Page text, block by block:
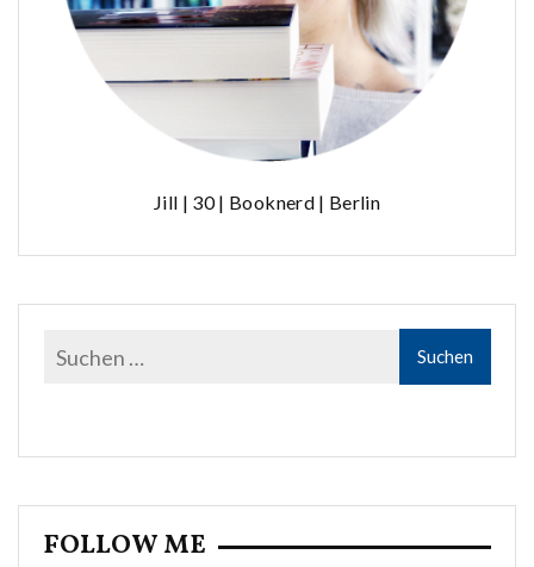
Jill | 30 | Booknerd | Berlin
FOLLOW ME